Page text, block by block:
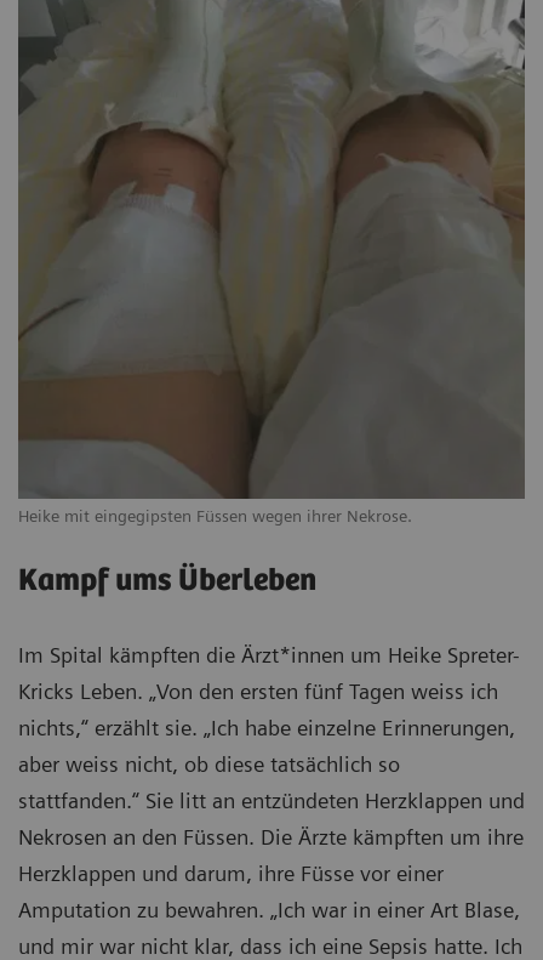
Heike mit eingegipsten Füssen wegen ihrer Nekrose.
Kampf ums Überleben
Im Spital kämpften die Ärzt*innen um Heike Spreter-
Kricks Leben. „Von den ersten fünf Tagen weiss ich
nichts,“ erzählt sie. „Ich habe einzelne Erinnerungen,
aber weiss nicht, ob diese tatsächlich so
stattfanden.“ Sie litt an entzündeten Herzklappen und
Nekrosen an den Füssen. Die Ärzte kämpften um ihre
Herzklappen und darum, ihre Füsse vor einer
Amputation zu bewahren. „Ich war in einer Art Blase,
und mir war nicht klar, dass ich eine Sepsis hatte. Ich